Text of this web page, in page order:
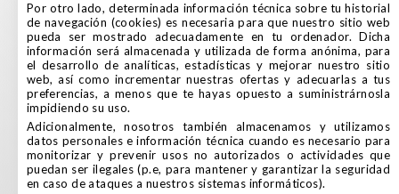
Por otro lado, determinada información técnica sobre tu historial
de navegación (cookies) es necesaria para que nuestro sitio web
pueda ser mostrado adecuadamente en tu ordenador. Dicha
información será almacenada y utilizada de forma anónima, para
el desarrollo de analíticas, estadísticas y mejorar nuestro sitio
web, así como incrementar nuestras ofertas y adecuarlas a tus
preferencias, a menos que te hayas opuesto a suministrárnosla
impidiendo su uso.
Adicionalmente, nosotros también almacenamos y utilizamos
datos personales e información técnica cuando es necesario para
monitorizar y prevenir usos no autorizados o actividades que
puedan ser ilegales (p.e, para mantener y garantizar la seguridad
en caso de ataques a nuestros sistemas informáticos).